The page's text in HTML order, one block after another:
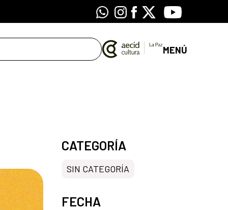
WhatsappInstagram
Facebook
X Youtube
MENÚ
CATEGORÍA
SIN CATEGORÍA
FECHA